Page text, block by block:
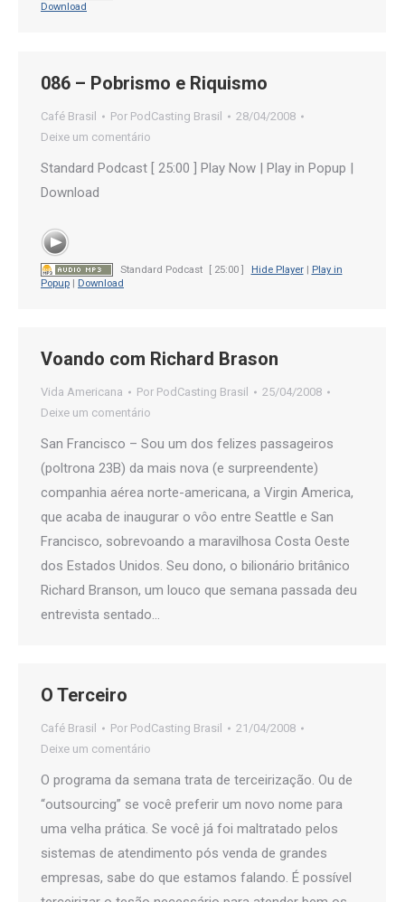
Download
086 – Pobrismo e Riquismo
Café Brasil Por PodCasting Brasil
28/04/2008
Deixe um comentário
Standard Podcast [ 25:00 ] Play Now | Play in Popup |
Download
Standard Podcast [ 25:00 ] Hide Player| Play in
Popup
Download
Voando com Richard Brason
Vida Americana Por PodCasting Brasil
25/04/2008
Deixe um comentário
San Francisco – Sou um dos felizes passageiros
(poltrona 23B) da mais nova (e surpreendente)
companhia aérea norte-americana, a Virgin America,
que acaba de inaugurar o vôo entre Seattle e San
Francisco, sobrevoando a maravilhosa Costa Oeste
dos Estados Unidos. Seu dono, o bilionário britânico
Richard Branson, um louco que semana passada deu
entrevista sentado…
O Terceiro
Café Brasil Por PodCasting Brasil
21/04/2008
Deixe um comentário
O programa da semana trata de terceirização. Ou de
“outsourcing” se você preferir um novo nome para
uma velha prática. Se você já foi maltratado pelos
sistemas de atendimento pós venda de grandes
empresas, sabe do que estamos falando. É possível